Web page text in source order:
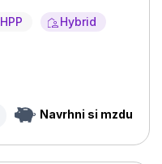
HPP
Hybrid
Navrhni si mzdu